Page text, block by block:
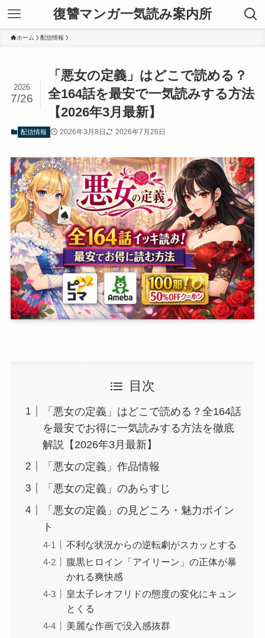
復讐マンガ一気読み案内所
ホーム 配信情報
「悪女の定義」はどこで読める？
全164話を最安で一気読みする方法
【2026年3月最新】
2026
7/26
配信情報 2026年3月8日 2026年7月26日
目次
「悪女の定義」はどこで読める？全164話
を最安でお得に一気読みする方法を徹底
解説【2026年3月最新】
「悪女の定義」作品情報
「悪女の定義」のあらすじ
「悪女の定義」の見どころ・魅力ポイン
ト
不利な状況からの逆転劇がスカッとする
腹黒ヒロイン「アイリーン」の正体が暴
かれる爽快感
皇太子レオフリドの態度の変化にキュン
とくる
美麗な作画で没入感抜群